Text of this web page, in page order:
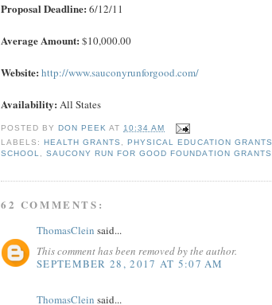
Proposal Deadline: 6/12/11
Average Amount: $10,000.00
Website: http://www.sauconyrunforgood.com/
Availability: All States
POSTED BYDON PEEK AT 10:34 AM
LABELS:HEALTH GRANTS ,PHYSICAL EDUCATION GRANTS
SCHOOL
,SAUCONY RUN FOR GOOD FOUNDATION GRANTS
62 COMMENTS:
ThomasClein said...
This comment has been removed by the author.
SEPTEMBER 28, 2017 AT 5:07 AM
ThomasClein said...